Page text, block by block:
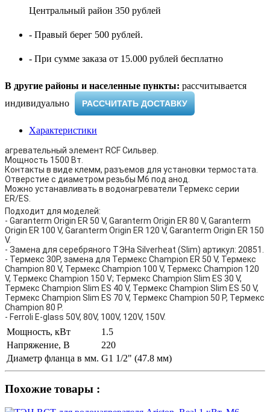
Центральный район 350 рублей
- Правый берег 500 рублей.
- При сумме заказа от 15.000 рублей бесплатно
В другие районы и населенные пункты: рассчитывается
индивидуально ​
РАССЧИТАТЬ ДОСТАВКУ
Характеристики
агревательный элемент RCF Сильвер.
Мощность 1500 Вт.
Контакты в виде клемм, разъемов для установки термостата.
Отверстие с диаметром резьбы M6 под анод.
Можно устанавливать в водонагреватели Термекс серии
ER/ES.
Подходит для моделей:
- Garanterm Origin ER 50 V, Garanterm Origin ER 80 V, Garanterm
Origin ER 100 V, Garanterm Origin ER 120 V, Garanterm Origin ER 150
V.
- Замена для серебряного ТЭНа Silverheat (Slim) артикул: 20851.
- Термекс 30P, замена для Термекс Champion ER 50 V, Термекс
Champion 80 V, Термекс Champion 100 V, Термекс Champion 120
V, Термекс Champion 150 V; Термекс Champion Slim ES 30 V,
Термекс Champion Slim ES 40 V, Термекс Champion Slim ES 50 V,
Термекс Champion Slim ES 70 V, Термекс Champion 50 P, Термекс
Champion 80 P.
- Ferroli E-glass 50V, 80V, 100V, 120V, 150V.
Мощность, кВт
1.5
Напряжение, В
220
Диаметр фланца в мм. G1 1/2" (47.8 мм)
Похожие товары :